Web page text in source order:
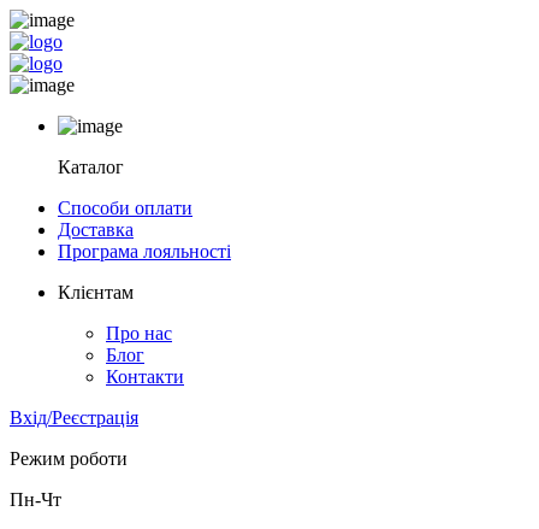
Каталог
Способи оплати
Доставка
Програма лояльності
Клієнтам
Про нас
Блог
Контакти
Вхід/Реєстрація
Режим роботи
Пн-Чт